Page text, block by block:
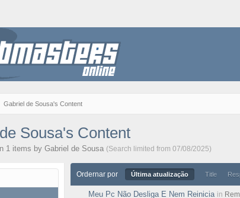
Gabriel de Sousa's Content
Sousa's Content
1 items by Gabriel de Sousa (Search limited from 07/08/2025)
Ordernar por Última atualização Title
Meu Pc Não Desliga E Nem Reinicia in